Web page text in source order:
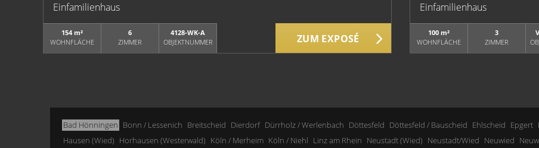
Einfamilienhaus
154 m²
WOHNFLÄCHE
6
ZIMMER
4128-WK-A
OBJEKTNUMMER
ZUM EXPOSÉ
Einfamilienhaus
100 m²
WOHNFLÄCHE
3
ZIMMER
Bad Hönningen Bonn / Lessenich Breitscheid Dierdorf Dürrholz / Werlenbach Döttesfeld Döttesfeld / Bauscheid Ehlscheid Epgert
Hausen (Wied) Horhausen (Westerwald) Köln / Merheim Köln / Niehl Linz am Rhein Neustadt (Wied) Neustadt/Wied Neuwied